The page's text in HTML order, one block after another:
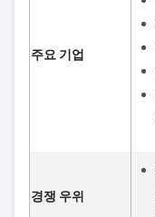
주요 기업
경쟁 우위